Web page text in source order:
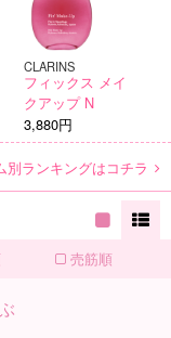
CLARINS
フィックス メイ
クアップ N
3,880円
別ランキングはコチラ
売筋順